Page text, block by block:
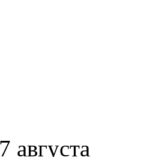
августа